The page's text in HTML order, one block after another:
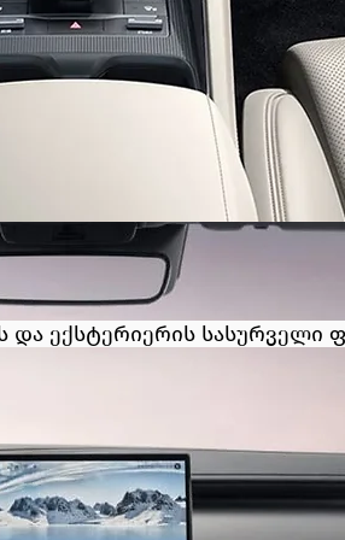
და ექსტერიერის სასურველი